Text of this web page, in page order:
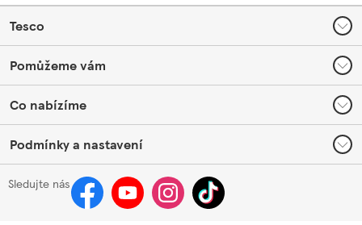
Footer
Tesco
Pomůžeme vám
Co nabízíme
Podmínky a nastavení
Sledujte nás